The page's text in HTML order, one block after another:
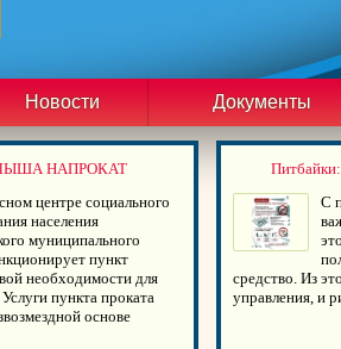
Новости Документы
НАПРОКАТ
центре социального
населения
муниципального
пункт
необходимости для
пункта проката
основе
С
средство. Из
управления, и